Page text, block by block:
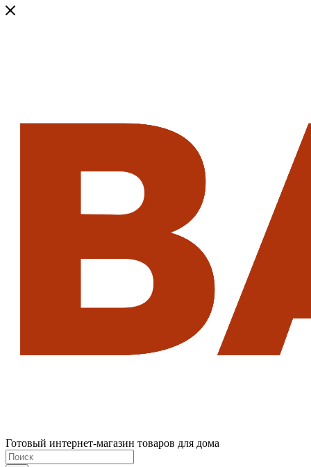
Готовый интернет-магазин товаров для дома